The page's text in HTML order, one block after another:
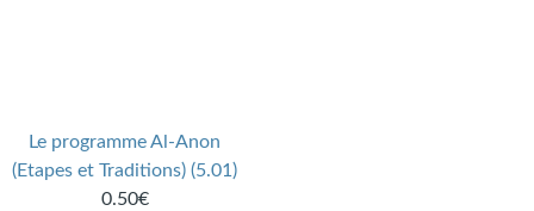
Le programme Al-Anon
(Etapes et Traditions) (5.01)
0.50€